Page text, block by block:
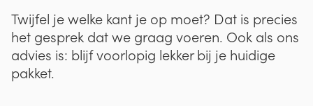
Twijfel je welke kant je op moet? Dat is precies
het gesprek dat we graag voeren. Ook als ons
advies is: blijf voorlopig lekker bij je huidige
pakket.